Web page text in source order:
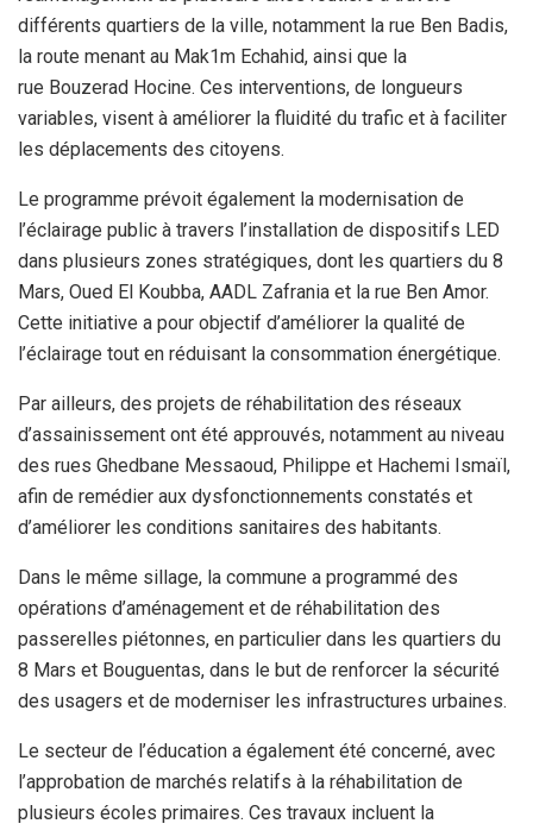
différents quartiers de la ville, notamment la rue Ben Badis,
la route menant au Mak1m Echahid, ainsi que la
rue Bouzerad Hocine. Ces interventions, de longueurs
variables, visent à améliorer la fluidité du trafic et à faciliter
les déplacements des citoyens.
Le programme prévoit également la modernisation de
l’éclairage public à travers l’installation de dispositifs LED
dans plusieurs zones stratégiques, dont les quartiers du 8
Mars, Oued El Koubba, AADL Zafrania et la rue Ben Amor.
Cette initiative a pour objectif d’améliorer la qualité de
l’éclairage tout en réduisant la consommation énergétique.
Par ailleurs, des projets de réhabilitation des réseaux
d’assainissement ont été approuvés, notamment au niveau
des rues Ghedbane Messaoud, Philippe et Hachemi Ismaïl,
afin de remédier aux dysfonctionnements constatés et
d’améliorer les conditions sanitaires des habitants.
Dans le même sillage, la commune a programmé des
opérations d’aménagement et de réhabilitation des
passerelles piétonnes, en particulier dans les quartiers du
8 Mars et Bouguentas, dans le but de renforcer la sécurité
des usagers et de moderniser les infrastructures urbaines.
Le secteur de l’éducation a également été concerné, avec
l’approbation de marchés relatifs à la réhabilitation de
plusieurs écoles primaires. Ces travaux incluent la